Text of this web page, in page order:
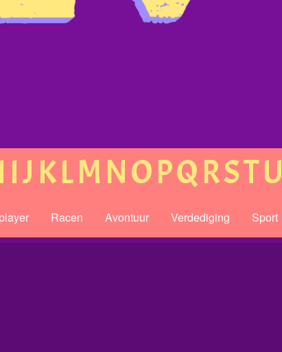
IJ KLMNOPQRSTU
Racen Avontuur Verdediging Sport